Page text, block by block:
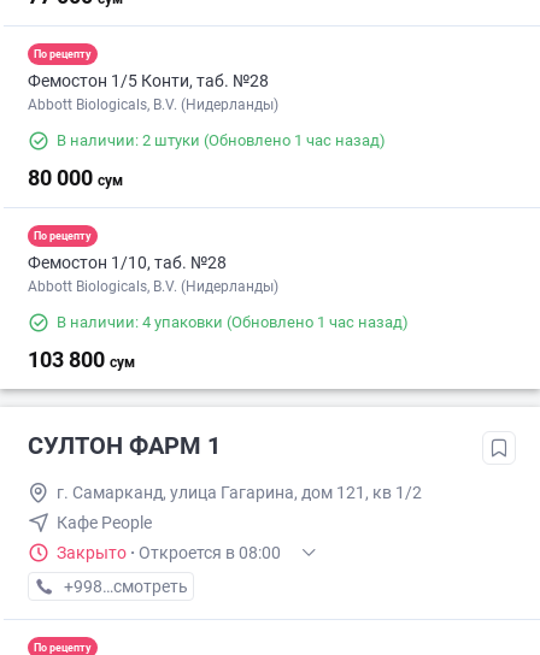
По рецепту
Фемостон 1/5 Конти, таб. №28
Abbott Biologicals, B.V. (Нидерланды)
В наличии: 2 штуки (Обновлено 1 час назад)
80 000 сум
По рецепту
Фемостон 1/10, таб. №28
Abbott Biologicals, B.V. (Нидерланды)
В наличии: 4 упаковки (Обновлено 1 час назад)
103 800 сум
СУЛТОН ФАРМ 1
г. Самарканд, улица Гагарина, дом 121, кв 1/2
Кафе People
Закрыто · Откроется в 08:00
+998 (93) XXX-XX-XX
смотреть
По рецепту